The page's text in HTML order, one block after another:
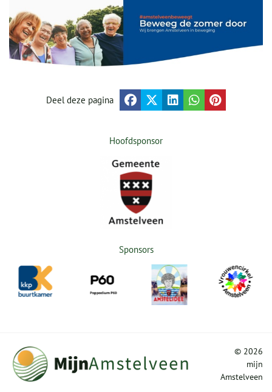
Deel deze pagina
Hoofdsponsor
Sponsors
© 2026
mijn
Amstelveen